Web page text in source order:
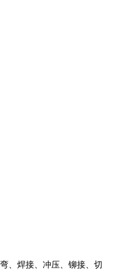
、焊接、冲压、铆接、切